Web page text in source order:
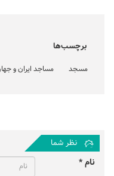
برچسب‌ها
مسجد مساجد ایران و
نظر شما
نام *